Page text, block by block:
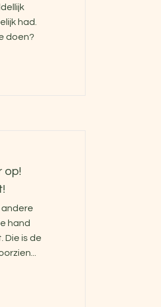
had.
doen?
op!
andere
hand
Die is de